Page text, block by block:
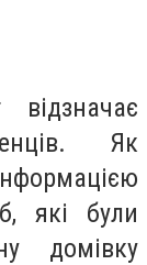
Як
які були
домівку